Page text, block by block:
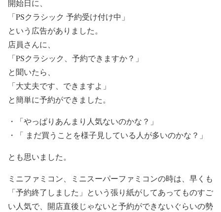
開始日に、
「PSクラシック 予約受け付け中」
という広告がありました。
店員さんに、
「PSクラシック、予約できますか？」
と聞いたら、
「大丈夫です、できますよ」
と簡単に予約ができました。
・「やっぱりあんまり人気ないのかな？」
・「 まだ買うことを様子見している人が多いのかな？」
とも思いました。
ミニファミコン、ミニスーパーファミコンの時は、早くも
「予約終了しました」という張り紙がしてあってものすご
い人気で、開店直後じゃないと予約ができないぐらいの勢